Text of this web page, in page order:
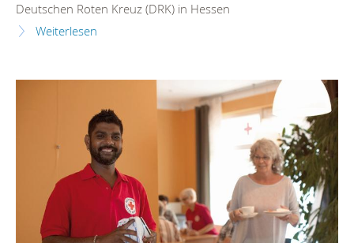
Deutschen Roten Kreuz (DRK) in Hessen
Weiterlesen